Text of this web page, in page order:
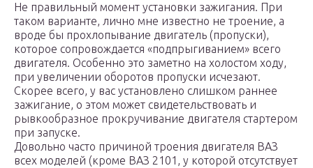
Не правильный момент установки зажигания. При
таком варианте, лично мне известно не троение, а
вроде бы прохлопывание двигатель (пропуски),
которое сопровождается «подпрыгиванием» всего
двигателя. Особенно это заметно на холостом ходу,
при увеличении оборотов пропуски исчезают.
Скорее всего, у вас установлено слишком раннее
зажигание, о этом может свидетельствовать и
рывкообразное прокручивание двигателя стартером
при запуске.
Довольно часто причиной троения двигателя ВАЗ
всех моделей (кроме ВАЗ 2101, у которой отсутствует